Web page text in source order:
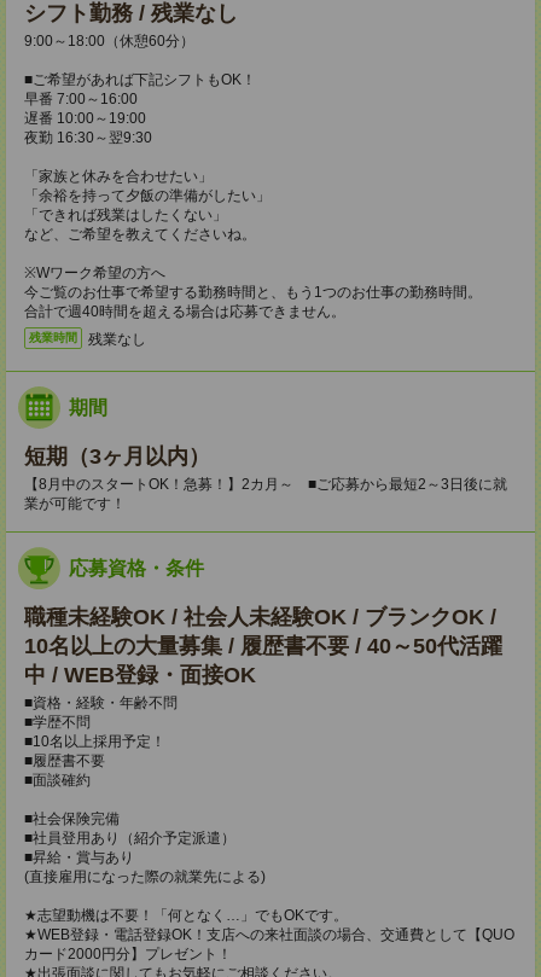
シフト勤務 / 残業なし
9:00～18:00（休憩60分）
■ご希望があれば下記シフトもOK！
早番 7:00～16:00
遅番 10:00～19:00
夜勤 16:30～翌9:30
「家族と休みを合わせたい」
「余裕を持って夕飯の準備がしたい」
「できれば残業はしたくない」
など、ご希望を教えてくださいね。
※Wワーク希望の方へ
今ご覧のお仕事で希望する勤務時間と、もう1つのお仕事の勤務時間。
合計で週40時間を超える場合は応募できません。
残業時間 残業なし
期間
短期（3ヶ月以内）
【8月中のスタートOK！急募！】2カ月～ ■ご応募から最短2～3日後に就
業が可能です！
応募資格・条件
職種未経験OK / 社会人未経験OK / ブランクOK /
10名以上の大量募集 / 履歴書不要 / 40～50代活躍
中 / WEB登録・面接OK
■資格・経験・年齢不問
■学歴不問
■10名以上採用予定！
■履歴書不要
■面談確約
■社会保険完備
■社員登用あり（紹介予定派遣）
■昇給・賞与あり
(直接雇用になった際の就業先による)
★志望動機は不要！「何となく…」でもOKです。
★WEB登録・電話登録OK！支店への来社面談の場合、交通費として【QUO
カード2000円分】プレゼント！
★出張面談に関してもお気軽にご相談ください。